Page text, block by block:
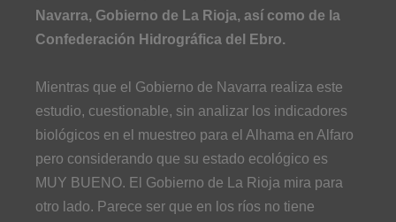
Navarra, Gobierno de La Rioja, así como de la
Confederación Hidrográfica del Ebro.
Mientras que el Gobierno de Navarra realiza este
estudio, cuestionable, sin analizar los indicadores
biológicos en el muestreo para el Alhama en Alfaro
pero considerando que su estado ecológico es
MUY BUENO. El Gobierno de La Rioja mira para
otro lado. Parece ser que en los ríos no tiene